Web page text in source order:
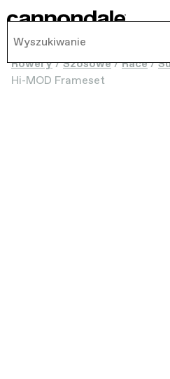
Rowery/Szosowe/Race/
Hi-MOD Frameset